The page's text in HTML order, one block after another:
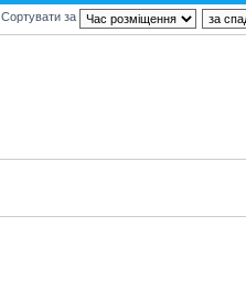
Сортувати за